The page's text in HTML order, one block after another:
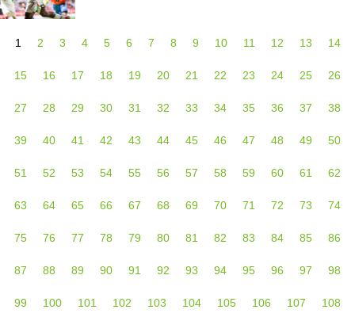
1 2 3 4 5 6 7 8 9 10 11 12 13 14
15 16 17 18 19 20 21 22 23 24 25 26
27 28 29 30 31 32 33 34 35 36 37 38
39 40 41 42 43 44 45 46 47 48 49 50
51 52 53 54 55 56 57 58 59 60 61 62
63 64 65 66 67 68 69 70 71 72 73 74
75 76 77 78 79 80 81 82 83 84 85 86
87 88 89 90 91 92 93 94 95 96 97 98
99 100 101 102 103 104 105 106 107 108